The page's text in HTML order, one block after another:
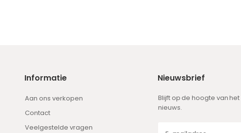
Informatie
Aan ons verkopen
Contact
Veelgestelde vragen
Nieuwsbrief
Blijft op de hoogte van
nieuws.